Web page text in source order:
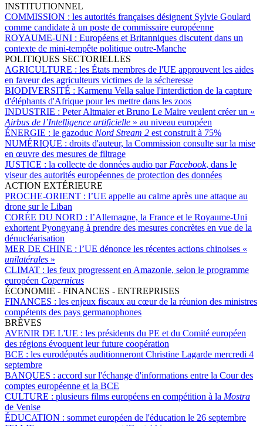
INSTITUTIONNEL
COMMISSION : les autorités françaises désignent Sylvie Goulard
comme candidate à un poste de commissaire européenne
ROYAUME-UNI : Européens et Britanniques discutent dans un
contexte de mini-tempête politique outre-Manche
POLITIQUES SECTORIELLES
AGRICULTURE : les États membres de l'UE approuvent les aides
en faveur des agriculteurs victimes de la sécheresse
BIODIVERSITÉ : Karmenu Vella salue l'interdiction de la capture
d'éléphants d'Afrique pour les mettre dans les zoos
INDUSTRIE : Peter Altmaier et Bruno Le Maire veulent créer un «
Airbus de l’Intelligence artificielle » au niveau européen
ÉNERGIE : le gazoduc Nord Stream 2 est construit à 75%
NUMÉRIQUE : droits d'auteur, la Commission consulte sur la mise
en œuvre des mesures de filtrage
JUSTICE : la collecte de données audio par Facebook, dans le
viseur des autorités européennes de protection des données
ACTION EXTÉRIEURE
PROCHE-ORIENT : l’UE appelle au calme après une attaque au
drone sur le Liban
CORÉE DU NORD : l’Allemagne, la France et le Royaume-Uni
exhortent Pyongyang à prendre des mesures concrètes en vue de la
dénucléarisation
MER DE CHINE : l’UE dénonce les récentes actions chinoises «
unilatérales »
CLIMAT : les feux progressent en Amazonie, selon le programme
européen Copernicus
ÉCONOMIE - FINANCES - ENTREPRISES
FINANCES : les enjeux fiscaux au cœur de la réunion des ministres
compétents des pays germanophones
BRÈVES
AVENIR DE L'UE : les présidents du PE et du Comité européen
des régions évoquent leur future coopération
BCE : les eurodéputés auditionneront Christine Lagarde mercredi 4
septembre
BANQUES : accord sur l'échange d'informations entre la Cour des
comptes européenne et la BCE
CULTURE : plusieurs films européens en compétition à la Mostra
de Venise
ÉDUCATION : sommet européen de l'éducation le 26 septembre